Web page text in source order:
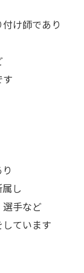
け師であり
す
し
選手など
ています